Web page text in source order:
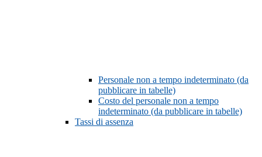
Personale non a tempo indeterminato (da
pubblicare in tabelle)
Costo del personale non a tempo
indeterminato (da pubblicare in tabelle)
Tassi di assenza